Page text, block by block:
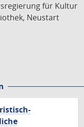
für Kultur
Neustart